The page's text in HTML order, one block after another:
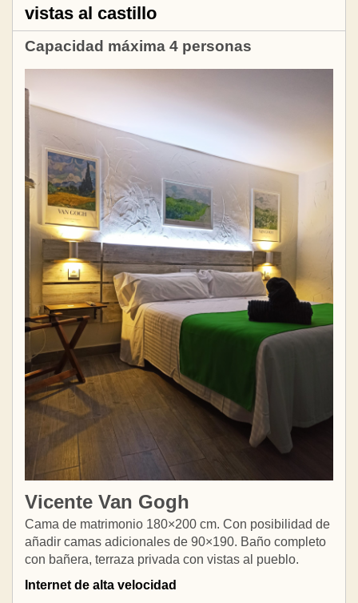
vistas al castillo
Capacidad máxima 4 personas
Vicente Van Gogh
Cama de matrimonio 180×200 cm. Con posibilidad de
añadir camas adicionales de 90×190. Baño completo
con bañera, terraza privada con vistas al pueblo.
Internet de alta velocidad